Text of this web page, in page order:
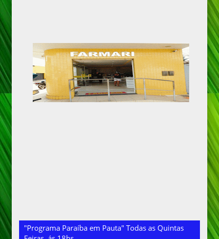
"Programa Paraíba em Pauta" Todas as Quintas